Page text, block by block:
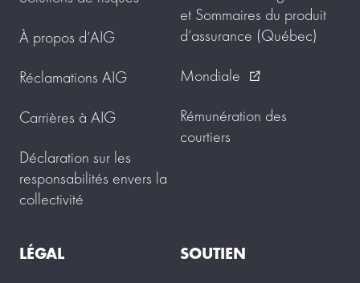
À propos d’AIG
Réclamations AIG
Carrières à AIG
Déclaration sur les
responsabilités envers la
collectivité
et Sommaires du produit
d’assurance (Québec)
Mondiale
external_link
Rémunération des
courtiers
LÉGAL
SOUTIEN